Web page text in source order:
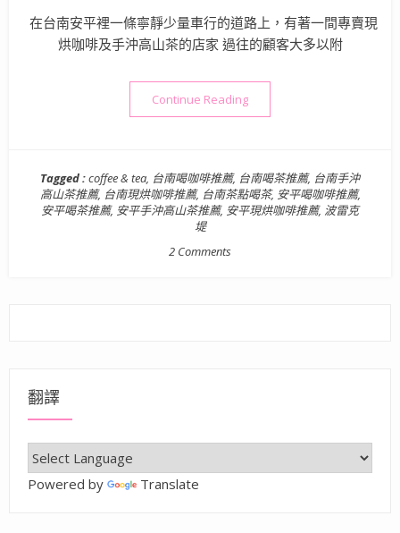
在台南安平裡一條寧靜少量車行的道路上，有著一間專賣現
烘咖啡及手沖高山茶的店家 過往的顧客大多以附
Continue Reading“【茶點】台南．安平區| 波
Tagged :coffee & tea, 台南喝咖啡推薦, 台南喝茶推薦, 台南手沖
高山茶推薦, 台南現烘咖啡推薦, 台南茶點喝茶, 安平喝咖啡推薦,
安平喝茶推薦, 安平手沖高山茶推薦, 安平現烘咖啡推薦, 波雷克
堤
2 Comments
翻譯
Powered by Translate